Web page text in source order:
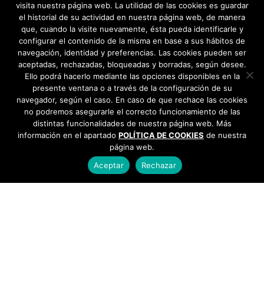
visita nuestra página web. La utilidad de las cookies es guardar
el historial de su actividad en nuestra página web, de manera
que, cuando la visite nuevamente, ésta pueda identificarle y
configurar el contenido de la misma en base a sus hábitos de
navegación, identidad y preferencias. Las cookies pueden ser
aceptadas, rechazadas, bloqueadas y borradas, según desee.
Ello podrá hacerlo mediante las opciones disponibles en la
presente ventana o a través de la configuración de su
navegador, según el caso. En caso de que rechace las cookies
no podremos asegurarle el correcto funcionamiento de las
distintas funcionalidades de nuestra página web. Más
información en el apartado POLÍTICA DE COOKIES de nuestra
página web.
Aceptar
Rechazar